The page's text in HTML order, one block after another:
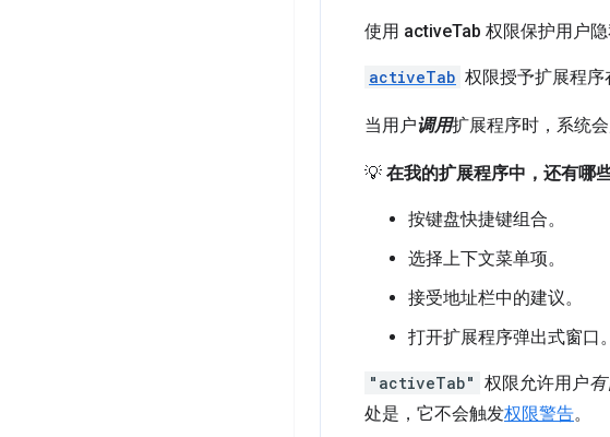
使用 activeTab 权限保护用户
activeTab 权限授予扩展程
当用户调用扩展程序时，系统
💡 在我的扩展程序中，还有哪
按键盘快捷键组合。
选择上下文菜单项。
接受地址栏中的建议。
打开扩展程序弹出式窗口。
"activeTab" 权限允许用户
处是，它不会触发权限警告。